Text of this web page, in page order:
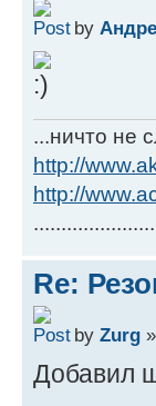
by
...ничто не
http://
http://
Re:
by Zurg
Добавил